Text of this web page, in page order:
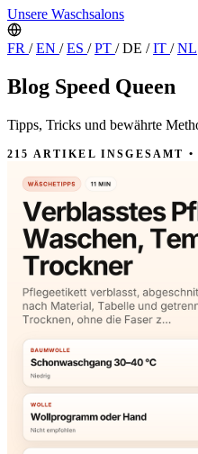
Unsere Waschsalons
FR /EN /ES /PT /DE /IT /NL
Blog Speed Queen
Tipps, Tricks und bewährte
215 ARTIKEL INSGESAMT